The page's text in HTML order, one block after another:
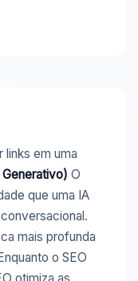
em uma
O
que uma IA
mais profunda
o SEO